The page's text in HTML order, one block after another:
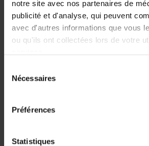
notre site avec nos partenaires de
publicité et d'analyse, qui peuvent
avec d'autres informations que vous
ou qu'ils ont collectées lors de votre
Nécessaires
Préférences
Statistiques